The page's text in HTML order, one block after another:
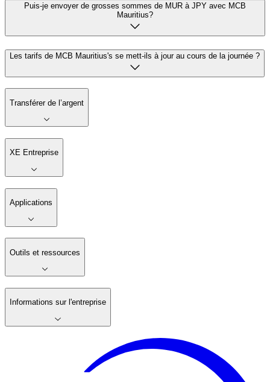
Puis-je envoyer de grosses sommes de MUR à JPY avec MCB
Mauritius?
Les tarifs de MCB Mauritius's se mett-ils à jour au cours de la journée ?
Transférer de l’argent
XE Entreprise
Applications
Outils et ressources
Informations sur l'entreprise